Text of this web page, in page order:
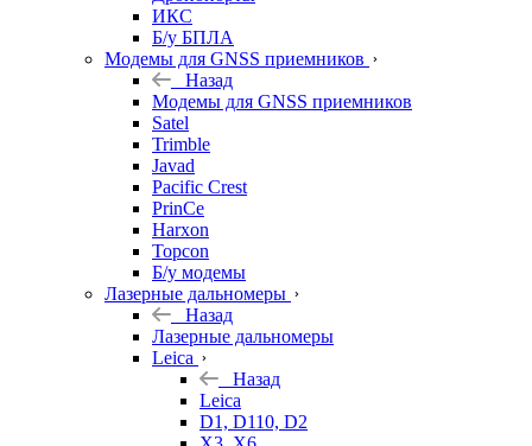
ИКС
Б/у БПЛА
Модемы для GNSS приемников
Назад
Модемы для GNSS приемников
Satel
Trimble
Javad
Pacific Crest
PrinCe
Harxon
Topcon
Б/у модемы
Лазерные дальномеры
Назад
Лазерные дальномеры
Leica
Назад
Leica
D1, D110, D2